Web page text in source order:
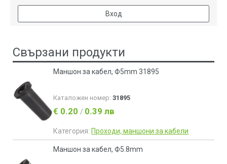
Вход
Свързани продукти
Маншон за кабел, Ф5mm 31895
Каталожен номер: 31895
€ 0.20 / 0.39 лв
Категория: Проходи, маншони за кабели
Маншон за кабел, Ф5.8mm